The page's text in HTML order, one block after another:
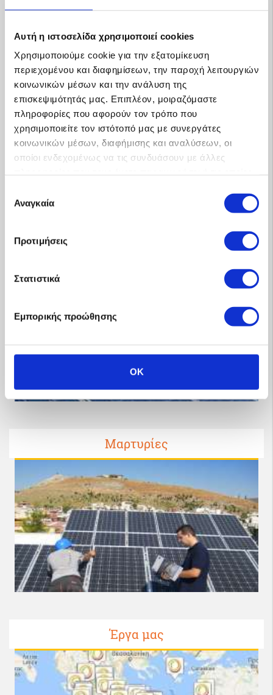
Αυτή η ιστοσελίδα χρησιμοποιεί cookies
Χρησιμοποιούμε cookie για την εξατομίκευση
περιεχομένου και διαφημίσεων, την παροχή λειτουργιών
κοινωνικών μέσων και την ανάλυση της
επισκεψιμότητάς μας. Επιπλέον, μοιραζόμαστε
πληροφορίες που αφορούν τον τρόπο που
χρησιμοποιείτε τον ιστότοπό μας με συνεργάτες
κοινωνικών μέσων, διαφήμισης και αναλύσεων, οι
οποίοι ενδεχομένως να τις συνδυάσουν με άλλες
των υπηρεσιών τους.
συγκατάθεσης
Αναγκαία
Προτιμήσεις
Στατιστικά
Εμπορικής προώθησης
OK
Μαρτυρίες
Έργα μας